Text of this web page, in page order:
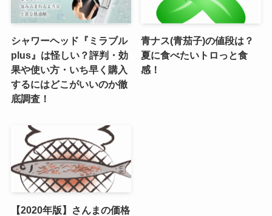
シャワーヘッド『ミラブル
plus』は怪しい？評判・効
果や使い方・いち早く購入
するにはどこがいいのか徹
底調査！
青ナス(青茄子)の値段は？
夏に食べたいトロっと食
感！
【2020年版】さんまの価格